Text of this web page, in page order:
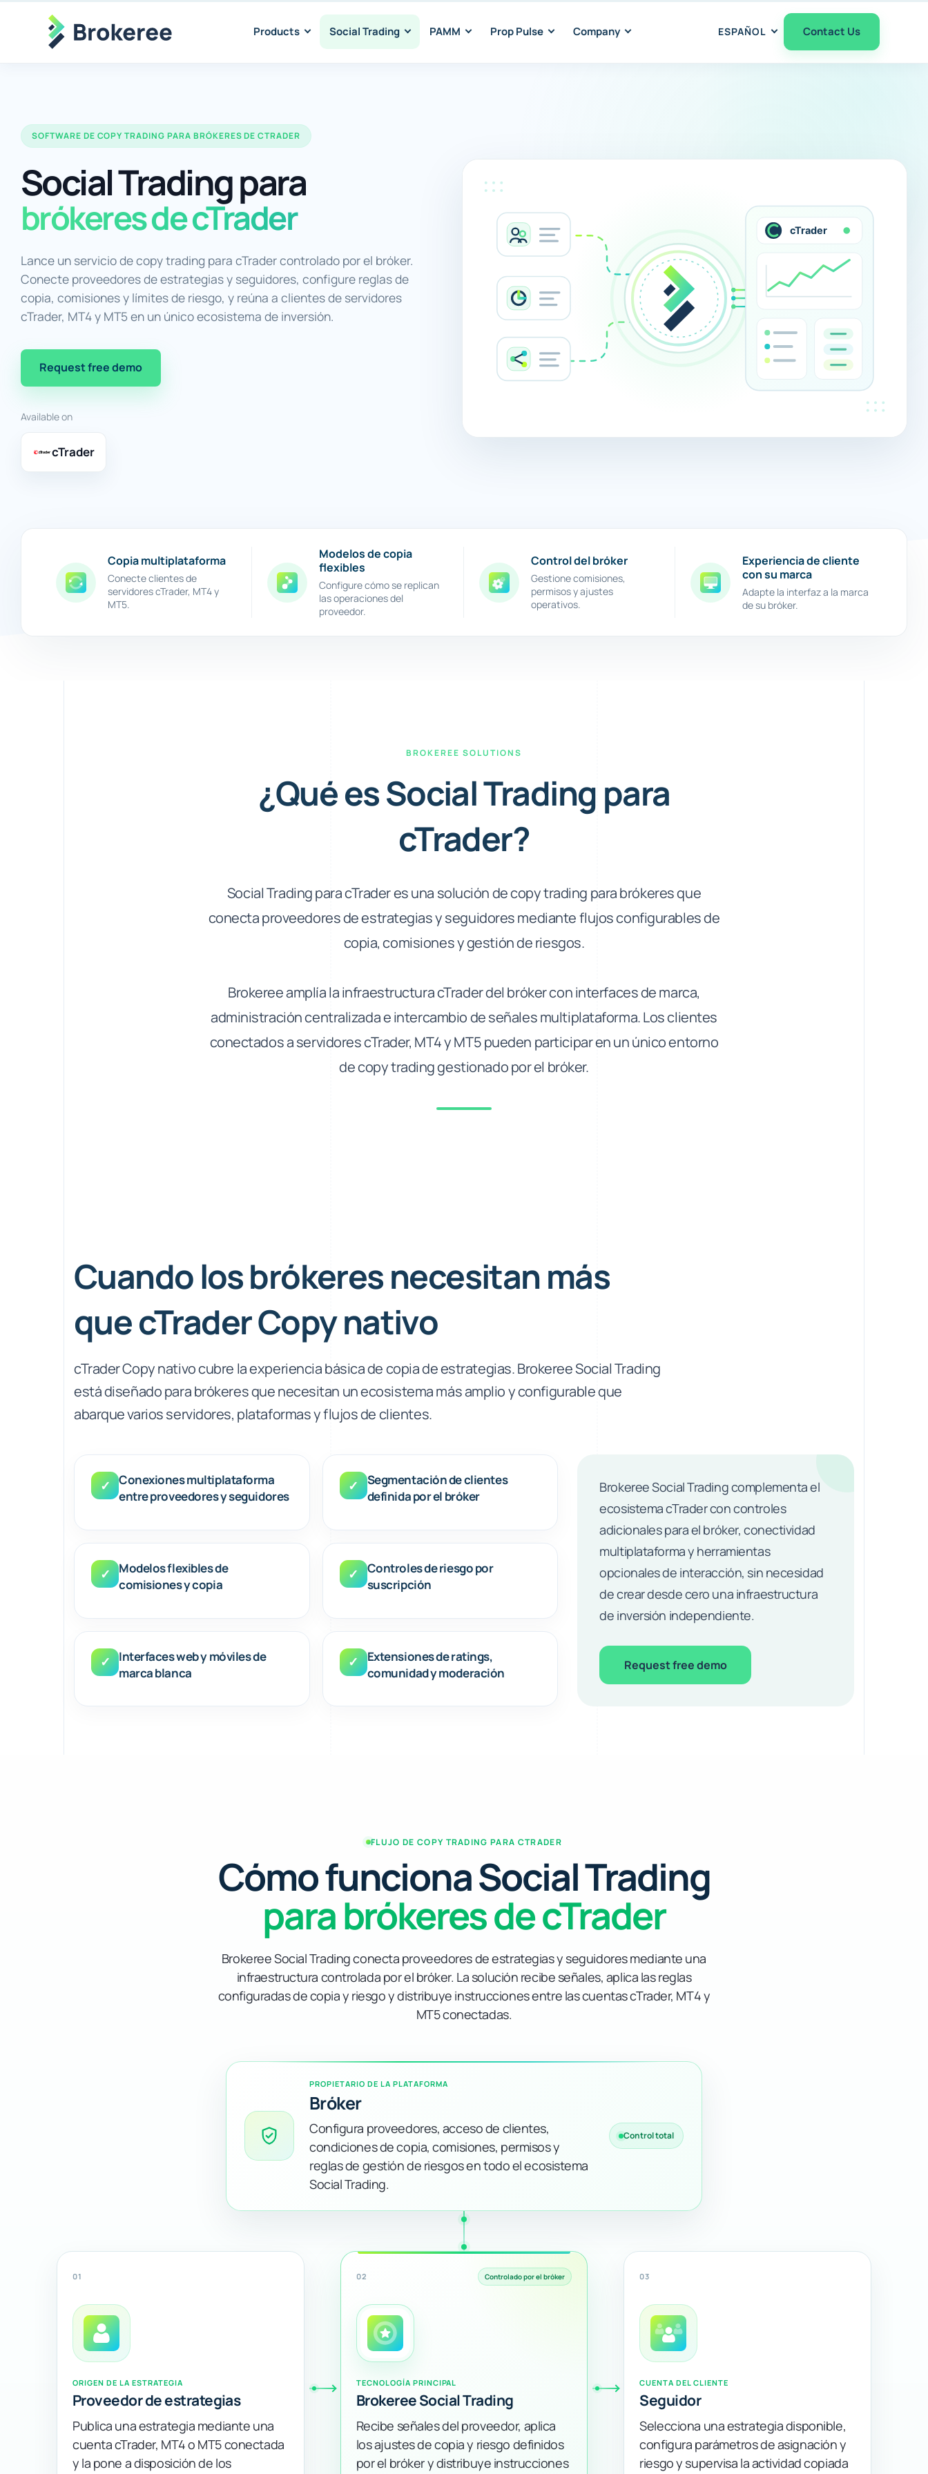
Products Social Trading PAMM Prop Pulse Company ESPAÑOL Contact Us
SOFTWARE DE COPY TRADING PARA BRÓKERES DE CTRADER
Social Trading para
brókeres de cTrader
Lance un servicio de copy trading para cTrader controlado por el bróker.
Conecte proveedores de estrategias y seguidores, configure reglas de
copia, comisiones y límites de riesgo, y reúna a clientes de servidores
cTrader, MT4 y MT5 en un único ecosistema de inversión.
Request free demo
Available on
cTrader
Copia multiplataforma
Conecte clientes de
servidores cTrader, MT4 y
MT5.
Modelos de copia
flexibles
Configure cómo se replican
las operaciones del
proveedor.
Control del bróker
Gestione comisiones,
permisos y ajustes
operativos.
Experiencia de cliente
con su marca
Adapte la interfaz a la marca
de su bróker.
BROKEREE SOLUTIONS
¿Qué es Social Trading para
cTrader?
Social Trading para cTrader es una solución de copy trading para brókeres que
conecta proveedores de estrategias y seguidores mediante flujos configurables de
copia, comisiones y gestión de riesgos.
Brokeree amplía la infraestructura cTrader del bróker con interfaces de marca,
administración centralizada e intercambio de señales multiplataforma. Los clientes
conectados a servidores cTrader, MT4 y MT5 pueden participar en un único entorno
de copy trading gestionado por el bróker.
Cuando los brókeres necesitan más
que cTrader Copy nativo
cTrader Copy nativo cubre la experiencia básica de copia de estrategias. Brokeree Social Trading
está diseñado para brókeres que necesitan un ecosistema más amplio y configurable que
abarque varios servidores, plataformas y flujos de clientes.
✓ Conexiones multiplataforma
entre proveedores y seguidores
✓ Segmentación de clientes
definida por el bróker
✓ Modelos flexibles de
comisiones y copia
✓ Controles de riesgo por
suscripción
✓ Interfaces web y móviles de
marca blanca
✓ Extensiones de ratings,
comunidad y moderación
Brokeree Social Trading complementa el
ecosistema cTrader con controles
adicionales para el bróker, conectividad
multiplataforma y herramientas
opcionales de interacción, sin necesidad
de crear desde cero una infraestructura
de inversión independiente.
Request free demo
FLUJO DE COPY TRADING PARA CTRADER
Cómo funciona Social Trading
para brókeres de cTrader
Brokeree Social Trading conecta proveedores de estrategias y seguidores mediante una
infraestructura controlada por el bróker. La solución recibe señales, aplica las reglas
configuradas de copia y riesgo y distribuye instrucciones entre las cuentas cTrader, MT4 y
MT5 conectadas.
PROPIETARIO DE LA PLATAFORMA
Bróker
Configura proveedores, acceso de clientes,
condiciones de copia, comisiones, permisos y
reglas de gestión de riesgos en todo el ecosistema
Social Trading.
Control total
01
ORIGEN DE LA ESTRATEGIA
Proveedor de estrategias
Publica una estrategia mediante una
cuenta cTrader, MT4 o MT5 conectada
y la pone a disposición de los
02 Controlado por el bróker
TECNOLOGÍA PRINCIPAL
Brokeree Social Trading
Recibe señales del proveedor, aplica
los ajustes de copia y riesgo definidos
por el bróker y distribuye instrucciones
03
CUENTA DEL CLIENTE
Seguidor
Selecciona una estrategia disponible,
configura parámetros de asignación y
riesgo y supervisa la actividad copiada